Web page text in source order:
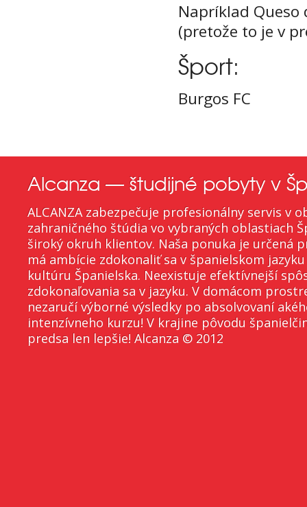
Napríklad Queso
(pretože to je v
Šport:
Burgos FC
Alcanza — študijné pobyty v
ALCANZA zabezpečuje profesionálny servis v
zahraničného štúdia vo vybraných oblastiach
široký okruh klientov. Naša ponuka je určená
má ambície zdokonaliť sa v španielskom
kultúru Španielska. Neexistuje efektívnejší
zdokonaľovania sa v jazyku. V domácom
nezaručí výborné výsledky po absolvovaní
intenzívneho kurzu! V krajine pôvodu
predsa len lepšie! Alcanza © 2012